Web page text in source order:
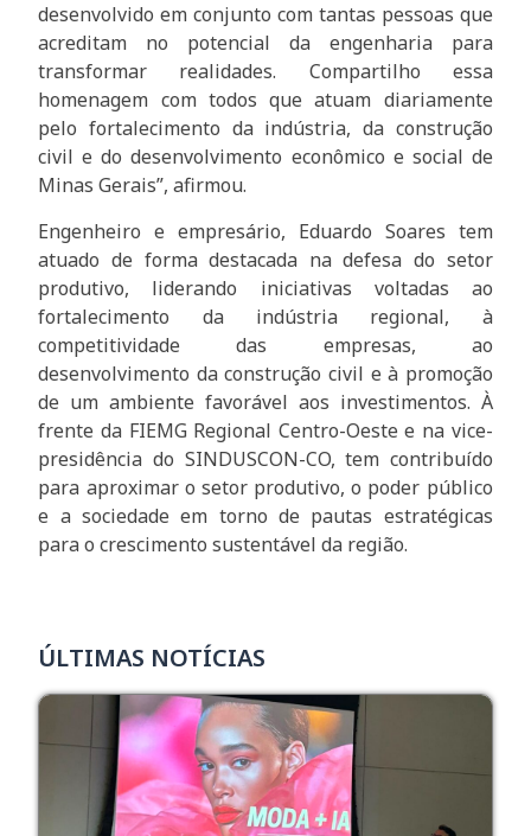
desenvolvido em conjunto com tantas pessoas que
acreditam no potencial da engenharia para
transformar realidades. Compartilho essa
homenagem com todos que atuam diariamente
pelo fortalecimento da indústria, da construção
civil e do desenvolvimento econômico e social de
Minas Gerais”, afirmou.
Engenheiro e empresário, Eduardo Soares tem
atuado de forma destacada na defesa do setor
produtivo, liderando iniciativas voltadas ao
fortalecimento da indústria regional, à
competitividade das empresas, ao
desenvolvimento da construção civil e à promoção
de um ambiente favorável aos investimentos. À
frente da FIEMG Regional Centro-Oeste e na vice-
presidência do SINDUSCON-CO, tem contribuído
para aproximar o setor produtivo, o poder público
e a sociedade em torno de pautas estratégicas
para o crescimento sustentável da região.
ÚLTIMAS NOTÍCIAS